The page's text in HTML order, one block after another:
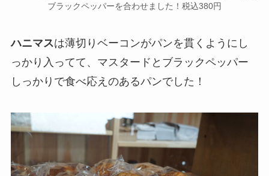
ブラックペッパーを合わせました！税込380円
ハニマスは薄切りベーコンがパンを貫くようにし
っかり入ってて、マスタードとブラックペッパー
しっかりで食べ応えのあるパンでした！